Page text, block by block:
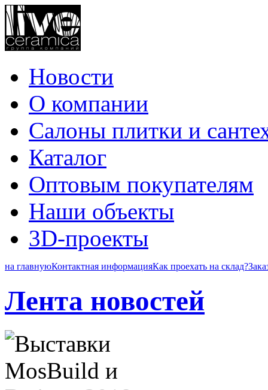
Новости
О компании
Салоны плитки и
Каталог
Оптовым покупателям
Наши объекты
3D-проекты
на главнуюКонтактная информацияКак проехать на склад?
Лента новостей